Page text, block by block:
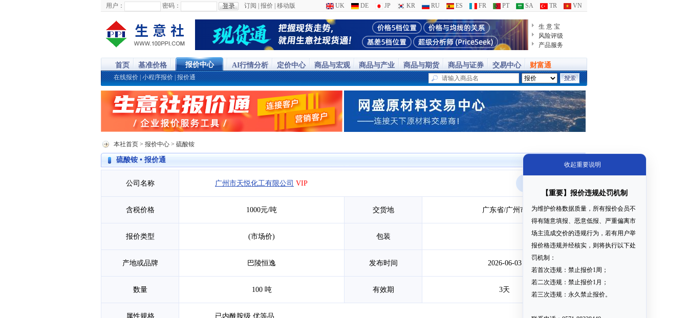
用户： 密码： 订阅 报价 移动版 UK DE JP KR RU ES FR PT SA TR VN
生 意 宝
风险评级
产品服务
首页 基准价格 报价中心 AI行情分析 定价中心 商品与宏观 商品与产业 商品与期货 商品与证券 交易中心 财富通
在线报价 小程序报价 报价通
【重要】报价违规处罚机制
为维护价格数据质量，所有报价会员不
得有随意填报、恶意低报、严重偏离市
场主流成交价的违规行为，若有用户举
报价格违规并经核实，则将执行以下处
罚机制：
若首次违规：禁止报价1周；
若二次违规：禁止报价1月；
若三次违规：永久禁止报价。
本社首页 > 报价中心 > 硫酸铵
硫酸铵 • 报价通
公司名称 广州市天悦化工有限公司 VIP
含税价格 1000元/吨 交货地 广东省/广州市
报价类型 (市场价) 包装
产地或品牌 巴陵恒逸 发布时间 2026-06-03
数量 100 吨 有效期 3天
属性规格 已内酰胺级 优等品